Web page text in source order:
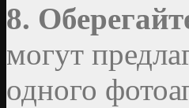
8.
могут
одного